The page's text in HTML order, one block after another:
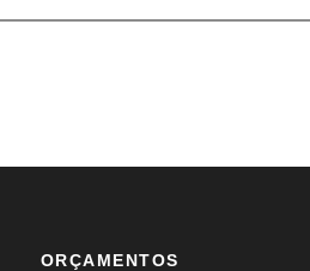
ORÇAMENTOS